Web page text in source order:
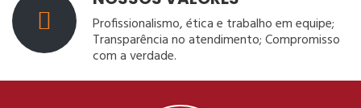
Profissionalismo, ética e trabalho em equipe;
Transparência no atendimento; Compromisso
com a verdade.